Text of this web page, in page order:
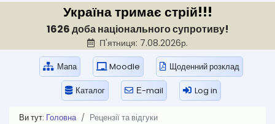
Україна тримає стрій!!!
1626 доба національного супротиву!
П'ятниця: 7.08.2026р.
Мапа Moodle Щоденний розклад
Каталог Е-mail Log in
Ви тут: Головна Рецензії та відгуки